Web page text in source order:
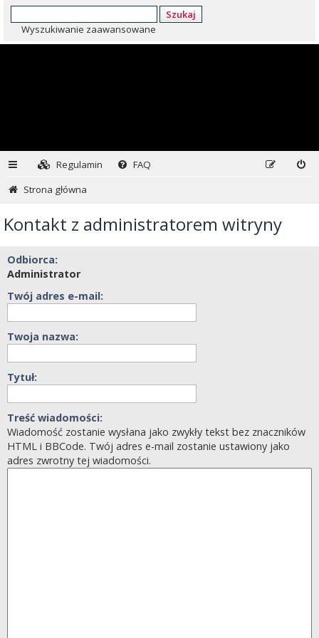
Szukaj
Wyszukiwanie zaawansowane
Regulamin
FAQ
Strona główna
Kontakt z administratorem witryny
Odbiorca:
Administrator
Twój adres e-mail:
Twoja nazwa:
Tytuł:
Treść wiadomości:
Wiadomość zostanie wysłana jako zwykły tekst bez znaczników
HTML i BBCode. Twój adres e-mail zostanie ustawiony jako
adres zwrotny tej wiadomości.